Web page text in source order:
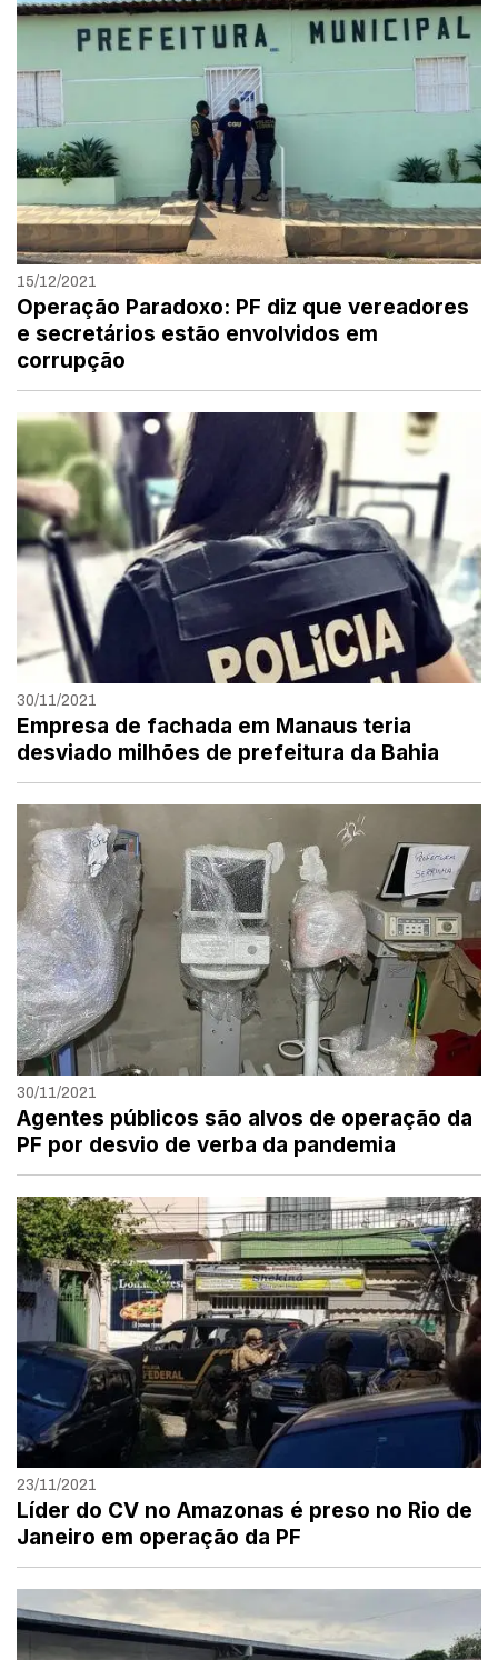
15/12/2021
Operação Paradoxo: PF diz que vereadores
e secretários estão envolvidos em
corrupção
30/11/2021
Empresa de fachada em Manaus teria
desviado milhões de prefeitura da Bahia
30/11/2021
Agentes públicos são alvos de operação da
PF por desvio de verba da pandemia
23/11/2021
Líder do CV no Amazonas é preso no Rio de
Janeiro em operação da PF